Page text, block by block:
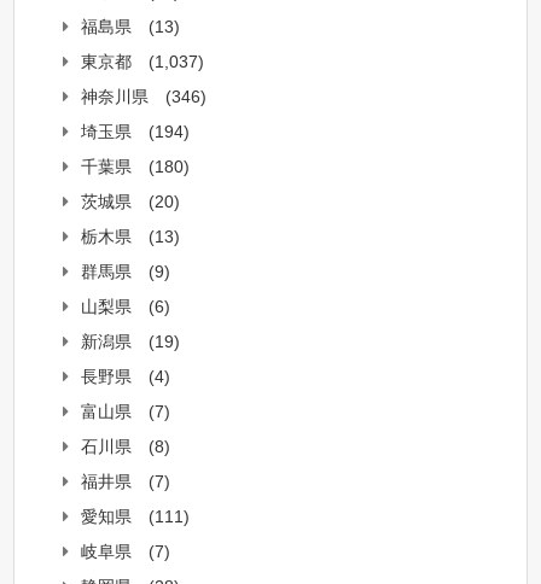
福島県
(13)
東京都
(1,037)
神奈川県
(346)
埼玉県
(194)
千葉県
(180)
茨城県
(20)
栃木県
(13)
群馬県
(9)
山梨県
(6)
新潟県
(19)
長野県
(4)
富山県
(7)
石川県
(8)
福井県
(7)
愛知県
(111)
岐阜県
(7)